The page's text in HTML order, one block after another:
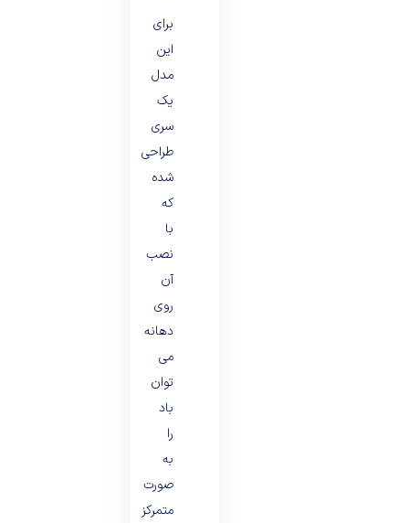
برای
این
مدل
یک
سری
طراحی
شده
که
با
نصب
آن
روی
دهانه
می
توان
باد
را
به
صورت
متمرکز